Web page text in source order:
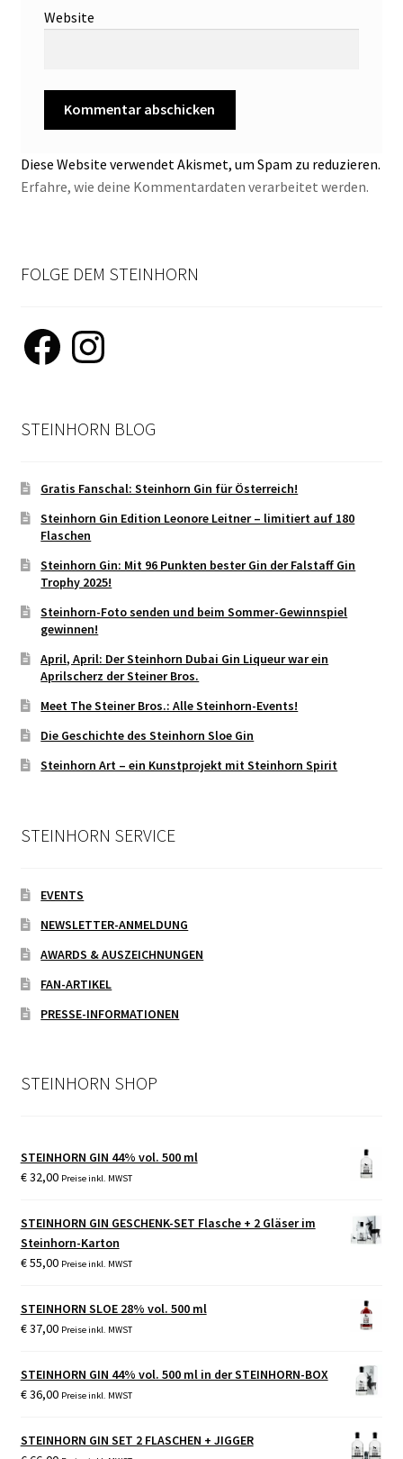
Website
Diese Website verwendet Akismet, um Spam zu reduzieren.
Erfahre, wie deine Kommentardaten verarbeitet werden.
FOLGE DEM STEINHORN
Facebook Instagram
STEINHORN BLOG
Gratis Fanschal: Steinhorn Gin für Österreich!
Steinhorn Gin Edition Leonore Leitner – limitiert auf 180
Flaschen
Steinhorn Gin: Mit 96 Punkten bester Gin der Falstaff Gin
Trophy 2025!
Steinhorn-Foto senden und beim Sommer-Gewinnspiel
gewinnen!
April, April: Der Steinhorn Dubai Gin Liqueur war ein
Aprilscherz der Steiner Bros.
Meet The Steiner Bros.: Alle Steinhorn-Events!
Die Geschichte des Steinhorn Sloe Gin
Steinhorn Art – ein Kunstprojekt mit Steinhorn Spirit
STEINHORN SERVICE
EVENTS
NEWSLETTER-ANMELDUNG
AWARDS & AUSZEICHNUNGEN
FAN-ARTIKEL
PRESSE-INFORMATIONEN
STEINHORN SHOP
STEINHORN GIN 44% vol. 500 ml
€32,00 Preise inkl. MWST
STEINHORN GIN GESCHENK-SET Flasche + 2 Gläser im
Steinhorn-Karton
€55,00 Preise inkl. MWST
STEINHORN SLOE 28% vol. 500 ml
€37,00 Preise inkl. MWST
STEINHORN GIN 44% vol. 500 ml in der STEINHORN-BOX
€36,00 Preise inkl. MWST
STEINHORN GIN SET 2 FLASCHEN + JIGGER